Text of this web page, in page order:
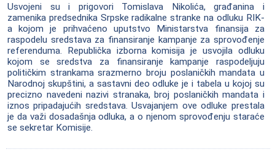
Usvojeni su i prigovori Tomislava Nikolića, građanina i
zamenika predsednika Srpske radikalne stranke na odluku RIK-
a kojom je prihvaćeno uputstvo Ministarstva finansija za
raspodelu sredstava za finansiranje kampanje za sprovođenje
referenduma. Republička izborna komisija je usvojila odluku
kojom se sredstva za finansiranje kampanje raspodeljuju
političkim strankama srazmerno broju poslaničkih mandata u
Narodnoj skupštini, a sastavni deo odluke je i tabela u kojoj su
precizno navedeni nazivi stranaka, broj poslaničkih mandata i
iznos pripadajućih sredstava. Usvajanjem ove odluke prestala
je da važi dosadašnja odluka, a o njenom sprovođenju staraće
se sekretar Komisije.